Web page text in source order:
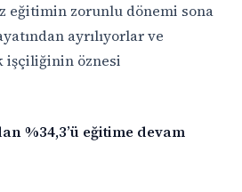
eğitimin zorunlu dönemi sona
ayrılıyorlar ve
işçiliğinin öznesi
%34,3’ü eğitime devam